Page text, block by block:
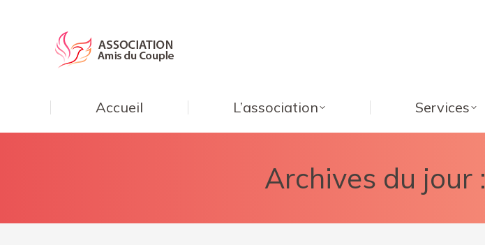
Accueil L’association Services
Archives du jour :